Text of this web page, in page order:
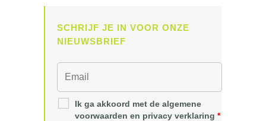
SCHRIJF JE IN VOOR ONZE
NIEUWSBRIEF
Ik ga akkoord met de algemene
voorwaarden en privacy verklaring *